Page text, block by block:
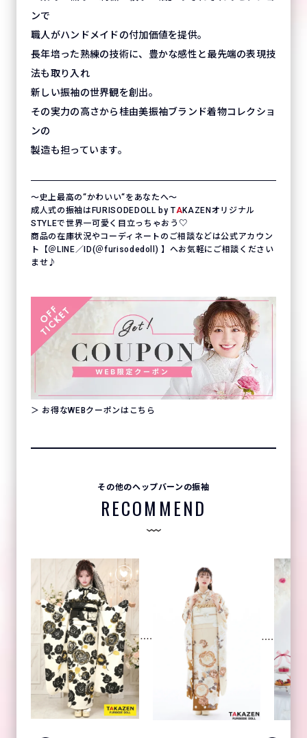
ンで
職人がハンドメイドの付加価値を提供。
長年培った熟練の技術に、豊かな感性と最先端の表現技
法も取り入れ
新しい振袖の世界観を創出。
その実力の高さから桂由美振袖ブランド着物コレクショ
ンの
製造も担っています。
〜史上最高の“かわいい“をあなたへ〜
成人式の振袖はFURISODEDOLL by TAKAZENオリジナル
STYLEで世界一可愛く目立っちゃおう♡
商品の在庫状況やコーディネートのご相談などは公式アカウン
ト【＠LINE／ID(＠furisodedoll) 】へお気軽にご相談ください
ませ♪
＞ お得なWEBクーポンはこちら
その他のヘップバーンの振袖
RECOMMEND